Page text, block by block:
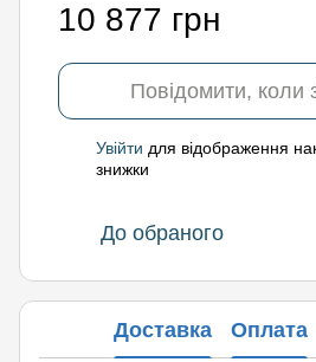
10 877 грн
Повідомити, коли
Увійти для відображення
знижки
До обраного
Доставка Оплата